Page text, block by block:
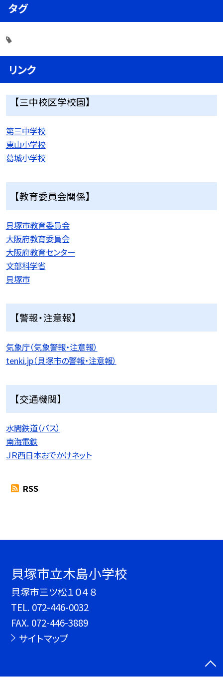
タグ
リンク
【三中校区学校園】
第三中学校
東山小学校
葛城小学校
【教育委員会関係】
貝塚市教育委員会
大阪府教育委員会
大阪府教育センター
文部科学省
貝塚市
【警報・注意報】
気象庁（気象警報・注意報）
tenki.jp（貝塚市の警報・注意報）
【交通機関】
水間鉄道（バス）
南海電鉄
ＪＲ西日本おでかけネット
RSS
貝塚市立木島小学校
貝塚市三ツ松１０４８
TEL. 072-446-0032
FAX. 072-446-3889
サイトマップ